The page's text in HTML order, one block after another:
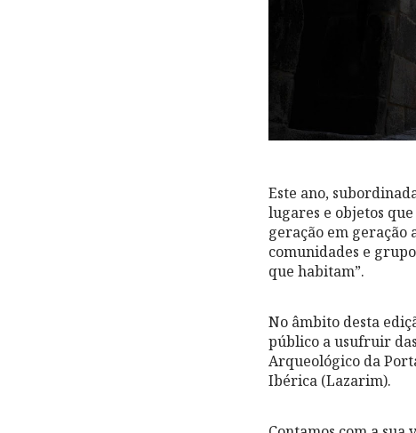
Este ano,
lugares e objetos
geração em geração
comunidades e
que habitam”.
No âmbito desta
público a usufruir
Arqueológico da
Ibérica (Lazarim).